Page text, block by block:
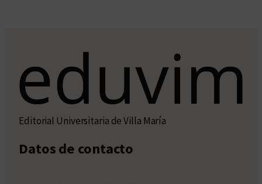
Editorial Universitaria de Villa María
Datos de contacto